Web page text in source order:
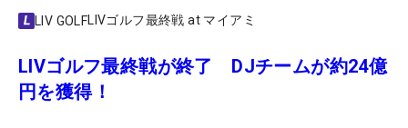
LIV GOLFLIVゴルフ最終戦 at マイアミ
LIVゴルフ最終戦が終了 DJチームが約24億
円を獲得！